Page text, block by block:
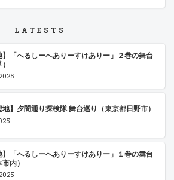
LATESTS
】「へるしーへありーすけありー」２巻の舞台
地】夕闇通り探検隊 舞台巡り（東京都日野市）
】「へるしーへありーすけありー」１巻の舞台
内）